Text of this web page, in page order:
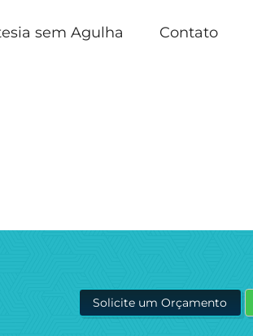
sem Agulha Contato
Solicite um Orçamento